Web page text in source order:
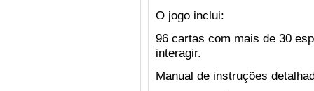
O jogo inclui:
96 cartas com mais de 30
interagir.
Manual de instruções